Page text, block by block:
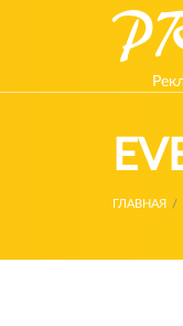
ГЛАВНАЯ